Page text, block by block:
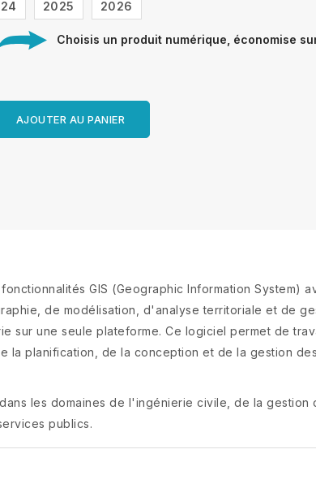
2025 2026
Choisis un produit numérique, économise
AJOUTER AU PANIER
GIS (Geographic Information System)
de modélisation, d'analyse territoriale et de
sur une seule plateforme. Ce logiciel permet de
planification, de la conception et de la gestion
les domaines de l'ingénierie civile, de la gestion
publics.